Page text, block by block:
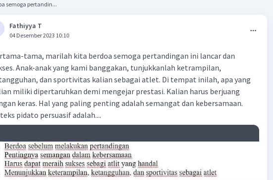
semoga pertandin...
Fathiyya T
04 Desember 2023 10:10
tama, marilah kita berdoa semoga pertandingan ini lancar dan
Anak-anak yang kami banggakan, tunjukkanlah ketrampilan,
dan sportivitas kalian sebagai atlet. Di tempat inilah, apa yang
miliki dipertaruhkan demi mengejar prestasi. Kalian harus berjuang
keras. Hal yang paling penting adalah semangat dan kebersamaan.
pidato persuasif adalah....